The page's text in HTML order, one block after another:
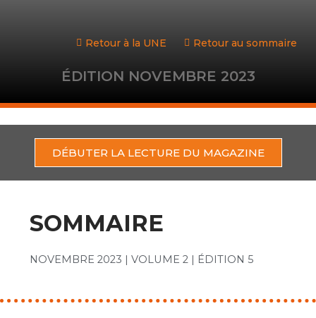
Retour à la UNE Retour au sommaire
ÉDITION NOVEMBRE 2023
DÉBUTER LA LECTURE DU MAGAZINE
SOMMAIRE
NOVEMBRE 2023 | VOLUME 2 | ÉDITION 5